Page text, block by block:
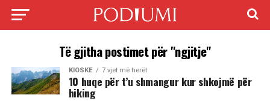
Të gjitha postimet për "ngjitje"
KIOSKE 7 vjet më herët
10 huqe për t’u shmangur kur shkojmë për
hiking